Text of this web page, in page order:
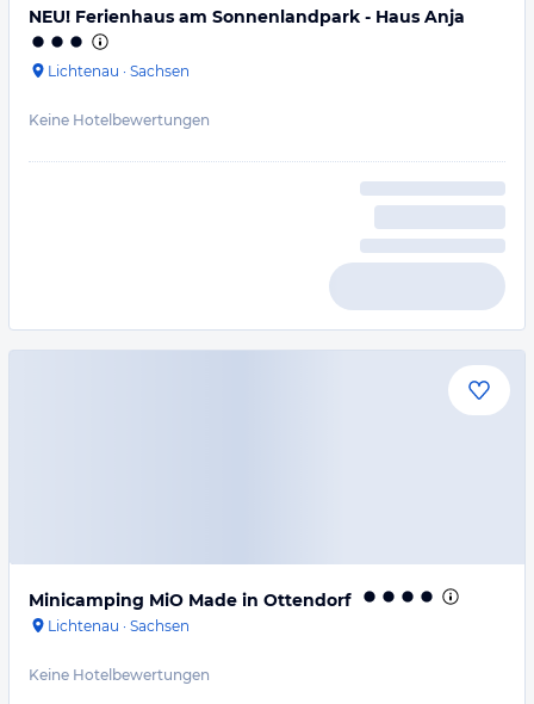
NEU! Ferienhaus am Sonnenlandpark - Haus Anja
Lichtenau · Sachsen
Keine Hotelbewertungen
Minicamping MiO Made in Ottendorf
Lichtenau · Sachsen
Keine Hotelbewertungen